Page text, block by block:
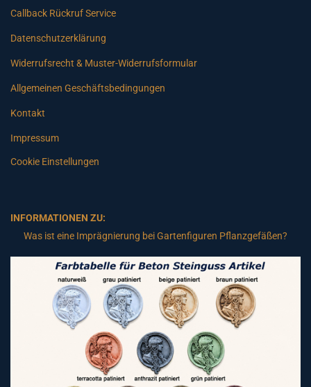
Callback Rückruf Service
Datenschutzerklärung
Widerrufsrecht & Muster-Widerrufsformular
Allgemeinen Geschäftsbedingungen
Kontakt
Impressum
Cookie Einstellungen
INFORMATIONEN ZU:
Was ist eine Imprägnierung bei Gartenfiguren Pflanzgefäßen?